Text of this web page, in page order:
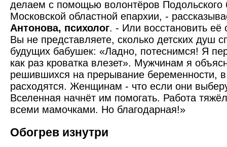
делаем с помощью волонтёров Подольского
Московской областной епархии, -
Антонова, психолог. - Или восстановить
Вы не представляете, сколько детских душ
будущих бабушек: «Ладно, потеснимся! Я
как раз кроватка влезет». Мужчинам я
решившихся на прерывание беременности,
расходятся. Женщинам - что если они
Вселенная начнёт им помогать. Работа
всеми мамочками. Но благодарная!»
Обогрев изнутри